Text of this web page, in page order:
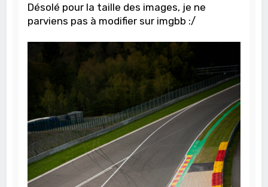
Désolé pour la taille des images, je ne
parviens pas à modifier sur imgbb :/